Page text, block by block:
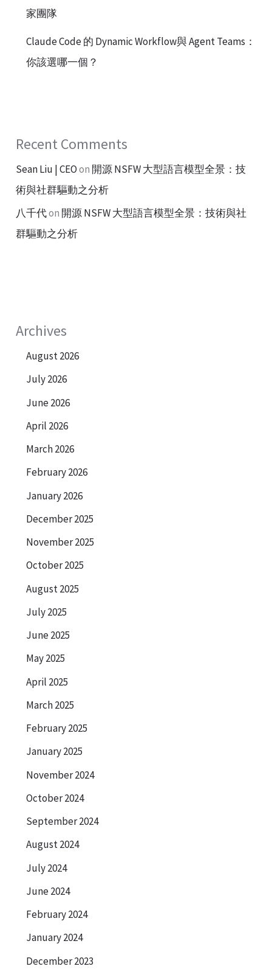
家團隊
Claude Code 的 Dynamic Workflow與 Agent Teams：
你該選哪一個？
Recent Comments
Sean Liu | CEOon 開源 NSFW 大型語言模型全景：技
術與社群驅動之分析
八千代on 開源 NSFW 大型語言模型全景：技術與社
群驅動之分析
Archives
August 2026
July 2026
June 2026
April 2026
March 2026
February 2026
January 2026
December 2025
November 2025
October 2025
August 2025
July 2025
June 2025
May 2025
April 2025
March 2025
February 2025
January 2025
November 2024
October 2024
September 2024
August 2024
July 2024
June 2024
February 2024
January 2024
December 2023